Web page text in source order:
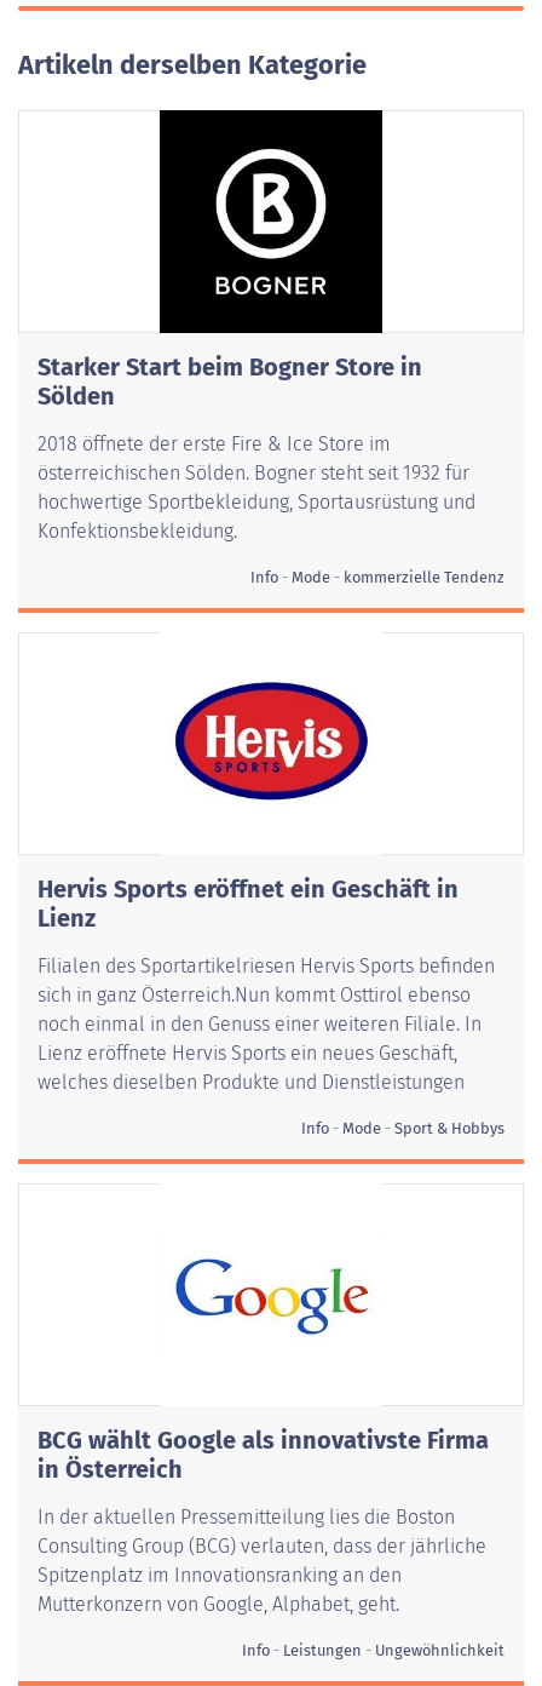
Artikeln derselben Kategorie
Starker Start beim Bogner Store in
Sölden
2018 öffnete der erste Fire & Ice Store im
österreichischen Sölden. Bogner steht seit 1932 für
hochwertige Sportbekleidung, Sportausrüstung und
Konfektionsbekleidung.
Info Mode kommerzielle Tendenz
Hervis Sports eröffnet ein Geschäft in
Lienz
Filialen des Sportartikelriesen Hervis Sports befinden
sich in ganz Österreich.Nun kommt Osttirol ebenso
noch einmal in den Genuss einer weiteren Filiale. In
Lienz eröffnete Hervis Sports ein neues Geschäft,
welches dieselben Produkte und Dienstleistungen
Info Mode Sport & Hobbys
BCG wählt Google als innovativste Firma
in Österreich
In der aktuellen Pressemitteilung lies die Boston
Consulting Group (BCG) verlauten, dass der jährliche
Spitzenplatz im Innovationsranking an den
Mutterkonzern von Google, Alphabet, geht.
Info Leistungen Ungewöhnlichkeit